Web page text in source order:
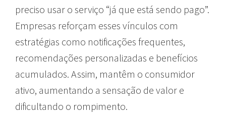
preciso usar o serviço “já que está sendo pago”.
Empresas reforçam esses vínculos com
estratégias como notificações frequentes,
recomendações personalizadas e benefícios
acumulados. Assim, mantêm o consumidor
ativo, aumentando a sensação de valor e
dificultando o rompimento.